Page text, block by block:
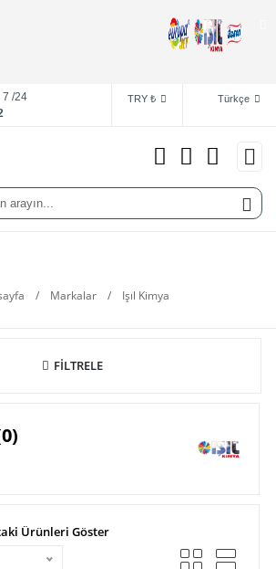
7 /24
TRY ₺ Türkçe
/ Markalar / Işıl Kimya
FİLTRELE
Ürünleri Göster